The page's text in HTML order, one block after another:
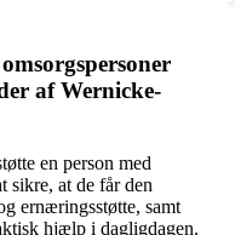
af Wernicke-
en person med
sikre, at de får den
ernæringsstøtte, samt
hjælp i dagligdagen.